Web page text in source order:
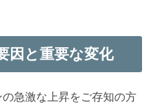
因と重要な変化
急激な上昇をご存知の方